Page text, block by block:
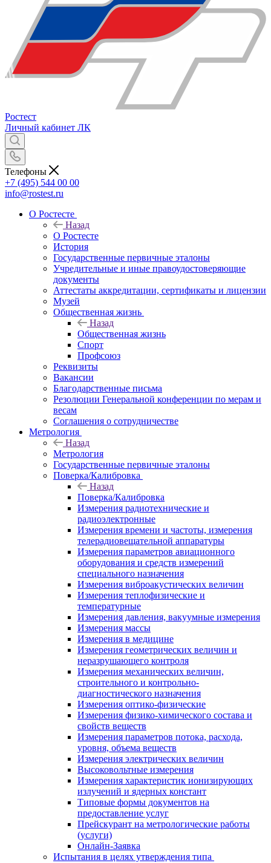
Ростест
Личный кабинет ЛК
Телефоны
+7 (495) 544 00 00
info@rostest.ru
О Ростесте
Назад
О Ростесте
История
Государственные первичные эталоны
Учредительные и иные правоудостоверяющие
документы
Аттестаты аккредитации, сертификаты и лицензии
Музей
Общественная жизнь
Назад
Общественная жизнь
Спорт
Профсоюз
Реквизиты
Вакансии
Благодарственные письма
Резолюции Генеральной конференции по мерам и
весам
Соглашения о сотрудничестве
Метрология
Назад
Метрология
Государственные первичные эталоны
Поверка/Калибровка
Назад
Поверка/Калибровка
Измерения радиотехнические и
радиоэлектронные
Измерения времени и частоты, измерения
телерадиовещательной аппаратуры
Измерения параметров авиационного
оборудования и средств измерений
специального назначения
Измерения виброакустических величин
Измерения теплофизические и
температурные
Измерения давления, вакуумные измерения
Измерения массы
Измерения в медицине
Измерения геометрических величин и
неразрушающего контроля
Измерения механических величин,
строительного и контрольно-
диагностического назначения
Измерения оптико-физические
Измерения физико-химического состава и
свойств веществ
Измерения параметров потока, расхода,
уровня, объема веществ
Измерения электрических величин
Высоковольтные измерения
Измерения характеристик ионизирующих
излучений и ядерных констант
Типовые формы документов на
предоставление услуг
Прейскурант на метрологические работы
(услуги)
Онлайн-Заявка
Испытания в целях утверждения типа